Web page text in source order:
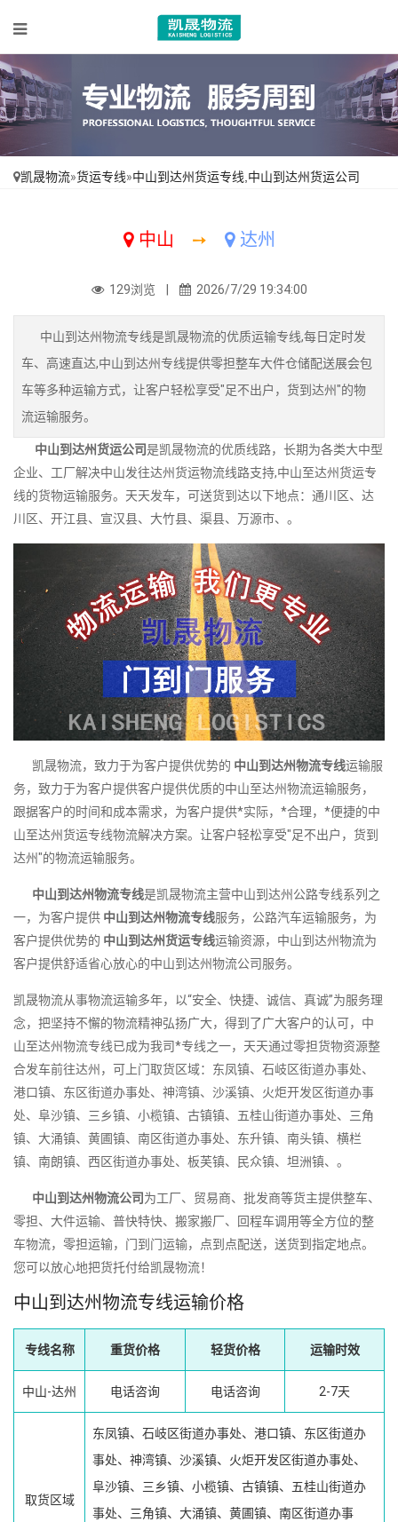
凯晟物流»货运专线»中山到达州货运专线,中山到达州货运公司
中山 ➙ 达州
129浏览 | 2026/7/29 19:34:00
中山到达州物流专线是凯晟物流的优质运输专线,每日定时发
车、高速直达,中山到达州专线提供零担整车大件仓储配送展会包
车等多种运输方式，让客户轻松享受"足不出户，货到达州"的物
流运输服务。
中山到达州货运公司是凯晟物流的优质线路，长期为各类大中型
企业、工厂解决中山发往达州货运物流线路支持,中山至达州货运专
线的货物运输服务。天天发车，可送货到达以下地点：通川区、达
川区、开江县、宣汉县、大竹县、渠县、万源市、。
凯晟物流，致力于为客户提供优势的 中山到达州物流专线运输服
务，致力于为客户提供客户提供优质的中山至达州物流运输服务，
跟据客户的时间和成本需求，为客户提供*实际，*合理，*便捷的中
山至达州货运专线物流解决方案。让客户轻松享受"足不出户，货到
达州"的物流运输服务。
中山到达州物流专线是凯晟物流主营中山到达州公路专线系列之
一，为客户提供 中山到达州物流专线服务，公路汽车运输服务，为
客户提供优势的 中山到达州货运专线运输资源，中山到达州物流为
客户提供舒适省心放心的中山到达州物流公司服务。
凯晟物流从事物流运输多年，以“安全、快捷、诚信、真诚”为服务理
念，把坚持不懈的物流精神弘扬广大，得到了广大客户的认可，中
山至达州物流专线已成为我司*专线之一，天天通过零担货物资源整
合发车前往达州，可上门取货区域：东凤镇、石岐区街道办事处、
港口镇、东区街道办事处、神湾镇、沙溪镇、火炬开发区街道办事
处、阜沙镇、三乡镇、小榄镇、古镇镇、五桂山街道办事处、三角
镇、大涌镇、黄圃镇、南区街道办事处、东升镇、南头镇、横栏
镇、南朗镇、西区街道办事处、板芙镇、民众镇、坦洲镇、。
中山到达州物流公司为工厂、贸易商、批发商等货主提供整车、
零担、大件运输、普快特快、搬家搬厂、回程车调用等全方位的整
车物流，零担运输，门到门运输，点到点配送，送货到指定地点。
您可以放心地把货托付给凯晟物流！
中山到达州物流专线运输价格
专线名称 重货价格 轻货价格 运输时效
中山-达州 电话咨询 电话咨询 2-7天
取货区域
东凤镇、石岐区街道办事处、港口镇、东区街道办
事处、神湾镇、沙溪镇、火炬开发区街道办事处、
阜沙镇、三乡镇、小榄镇、古镇镇、五桂山街道办
事处、三角镇、大涌镇、黄圃镇、南区街道办事